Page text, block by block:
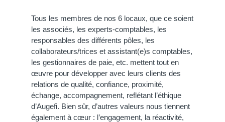
Tous les membres de nos 6 locaux, que ce soient
les associés, les experts-comptables, les
responsables des différents pôles, les
collaborateurs/trices et assistant(e)s comptables,
les gestionnaires de paie, etc. mettent tout en
œuvre pour développer avec leurs clients des
relations de qualité, confiance, proximité,
échange, accompagnement, reflétant l’éthique
d’Augefi. Bien sûr, d’autres valeurs nous tiennent
également à cœur : l’engagement, la réactivité,